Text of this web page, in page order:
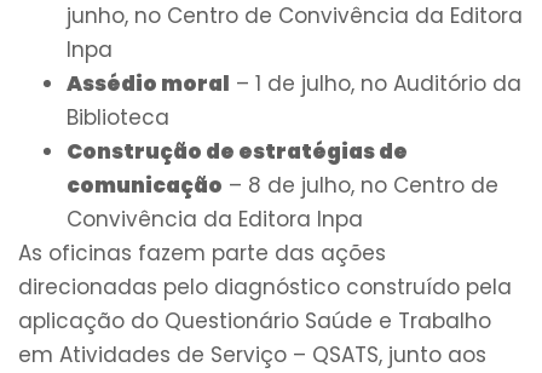
junho, no Centro de Convivência da Editora
Inpa
Assédio moral – 1 de julho, no Auditório da
Biblioteca
Construção de estratégias de
comunicação – 8 de julho, no Centro de
Convivência da Editora Inpa
As oficinas fazem parte das ações
direcionadas pelo diagnóstico construído pela
aplicação do Questionário Saúde e Trabalho
em Atividades de Serviço – QSATS, junto aos